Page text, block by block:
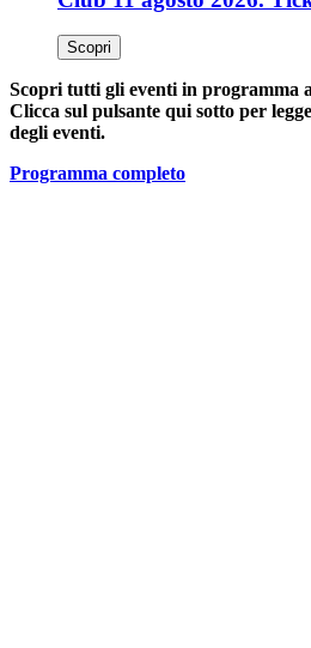
Scopri
Scopri tutti gli eventi in programma
Clicca sul pulsante qui sotto per
degli eventi.
Programma completo